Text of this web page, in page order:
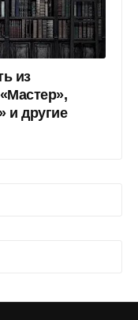
из
и другие